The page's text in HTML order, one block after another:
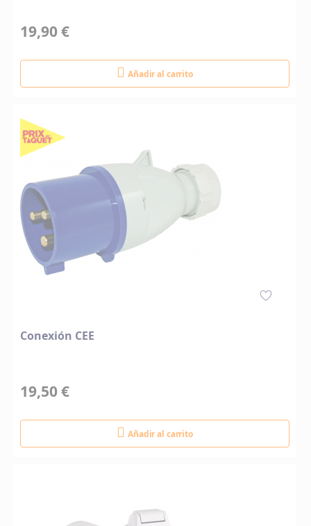
19,90 €
Añadir al carrito
Conexión CEE
19,50 €
Añadir al carrito